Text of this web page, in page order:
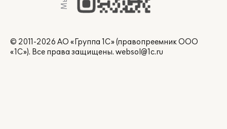
© 2011-2026 АО «Группа 1С» (правопреемник ООО
«1С»). Все права защищены. websol@1c.ru